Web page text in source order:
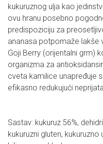
kukuruznog ulja kao
ovu hranu posebno
predispoziciju za
ananasa potpomaže lakše
Goji Berry (orijentalni grm)
organizma za
cveta kamilice unapređuje
efikasno redukujući
Sastav: kukuruz 56%,
kukuruzni gluten,